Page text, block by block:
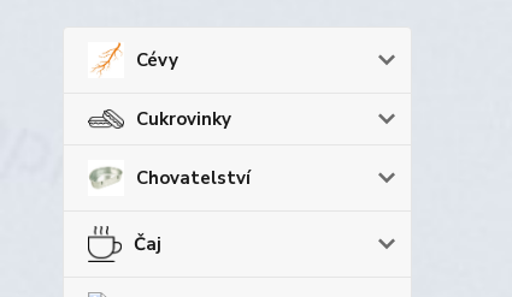
Cévy
Cukrovinky
Chovatelství
Čaj